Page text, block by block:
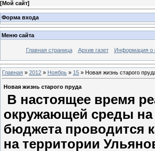
[Мой сайт]
Форма входа
Меню сайта
Главная страница Архив газет Информация о
Главная » 2012 » Ноябрь » 15 » Новая жизнь старого
Новая жизнь старого пруда
В настоящее время
окружающей среды на
бюджета проводится
на территории